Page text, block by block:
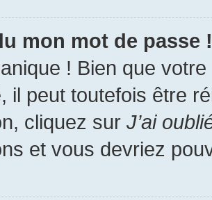
mon mot de passe !
! Bien que
il peut toutefois être
cliquez sur J’ai
et vous devriez